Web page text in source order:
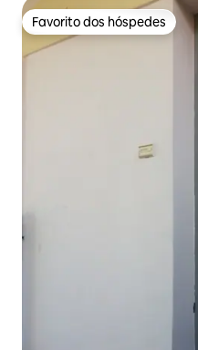
Favorito dos hóspedes
Favorito dos hóspedes